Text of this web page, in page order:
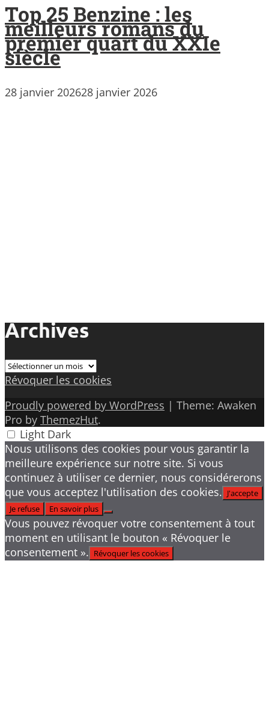
Top 25 Benzine : les
meilleurs romans du
premier quart du XXIe
siècle
28 janvier 202628 janvier 2026
Archives
Archives
Révoquer les cookies
Proudly powered by WordPress | Theme: Awaken
Pro by ThemezHut.
Light Dark
Nous utilisons des cookies pour vous garantir la
meilleure expérience sur notre site. Si vous
continuez à utiliser ce dernier, nous considérerons
que vous acceptez l'utilisation des cookies. J'accepte
Je refuse
En savoir plus
Vous pouvez révoquer votre consentement à tout
moment en utilisant le bouton « Révoquer le
consentement ». Révoquer les cookies